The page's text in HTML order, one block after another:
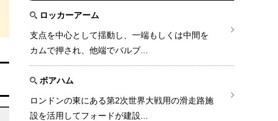
ロッカーアーム
支点を中心として揺動し、一端もしくは中間を
カムで押され、他端でバルブ...
ボアハム
ロンドンの東にある第2次世界大戦用の滑走路施
設を活用してフォードが建設...